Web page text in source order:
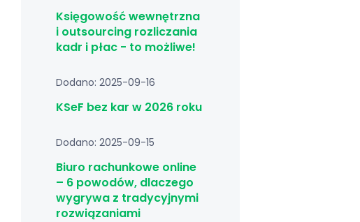
Księgowość wewnętrzna
i outsourcing rozliczania
kadr i płac - to możliwe!
Dodano: 2025-09-16
KSeF bez kar w 2026 roku
Dodano: 2025-09-15
Biuro rachunkowe online
– 6 powodów, dlaczego
wygrywa z tradycyjnymi
rozwiązaniami